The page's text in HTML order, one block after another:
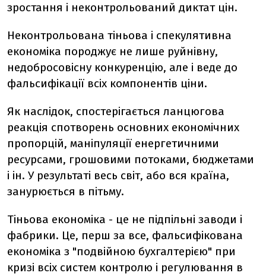
зростання і неконтрольований диктат цін.
Неконтрольована тіньова і спекулятивна
економіка породжує не лише руйнівну,
недобросовісну конкуренцію, але і веде до
фальсифікації всіх компонентів ціни.
Як наслідок, спостерігається ланцюгова
реакція спотворень основних економічних
пропорцій, маніпуляції енергетичними
ресурсами, грошовими потоками, бюджетами
і ін. У результаті весь світ, або вся країна,
занурюється в пітьму.
Тіньова економіка - це не підпільні заводи і
фабрики. Це, перш за все, фальсифікована
економіка з "подвійною бухгалтерією" при
кризі всіх систем контролю і регулювання в